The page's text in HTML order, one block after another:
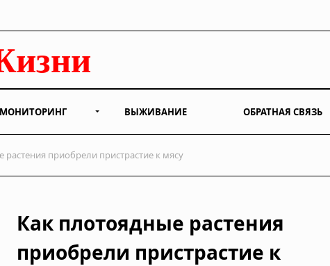
МОНИТОРИНГ ВЫЖИВАНИЕ ОБРАТНАЯ СВЯЗЬ
растения приобрели пристрастие к мясу
Как плотоядные растения
приобрели пристрастие к